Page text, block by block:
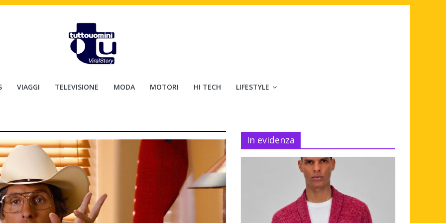
VIAGGI TELEVISIONE MODA MOTORI HI TECH LIFESTYLE
In evidenza